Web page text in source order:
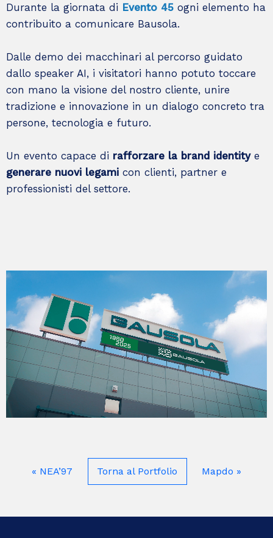
Durante la giornata di Evento 45 ogni elemento ha
contribuito a comunicare Bausola.
Dalle demo dei macchinari al percorso guidato
dallo speaker AI, i visitatori hanno potuto toccare
con mano la visione del nostro cliente, unire
tradizione e innovazione in un dialogo concreto tra
persone, tecnologia e futuro.
Un evento capace di rafforzare la brand identitye
generare nuovi legami con clienti, partner e
professionisti del settore.
« NEA’97 Torna al Portfolio Mapdo »